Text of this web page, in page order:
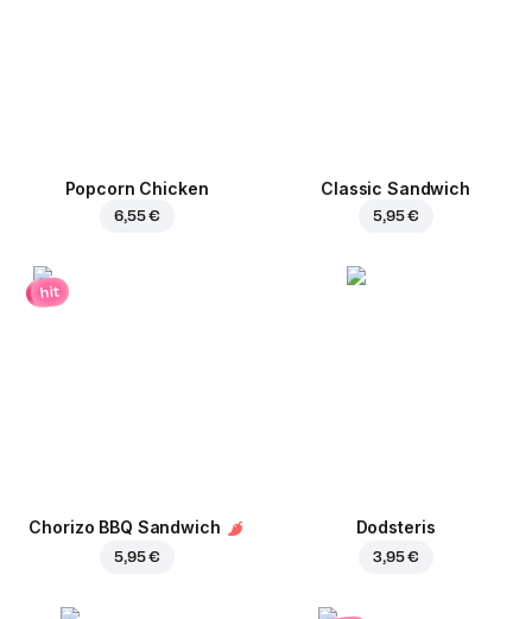
Popcorn Chicken
6,55 €
Classic Sandwich
5,95 €
hit
Chorizo BBQ Sandwich
5,95 €
Dodsteris
3,95 €